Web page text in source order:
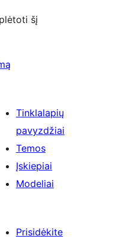
šį
Tinklalapių
pavyzdžiai
Temos
Įskiepiai
Modeliai
Prisidėkite